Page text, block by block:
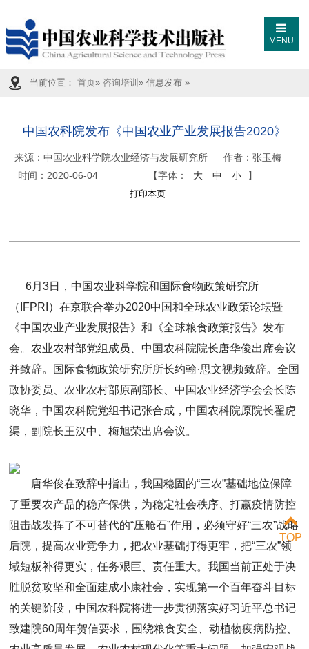
MENU
当前位置：首页» 咨询培训» 信息发布 »
中国农科院发布《中国农业产业发展报告2020》
来源： 中国农业科学院农业经济与发展研究所
作者：张玉梅
时间： 2020-06-04 【字体： 大 中 小 】
6月3日，中国农业科学院和国际食物政策研究所
（IFPRI）在京联合举办2020中国和全球农业政策论坛暨
《中国农业产业发展报告》和《全球粮食政策报告》发布
会。农业农村部党组成员、中国农科院院长唐华俊出席会议
并致辞。国际食物政策研究所所长约翰·思文视频致辞。全国
政协委员、农业农村部原副部长、中国农业经济学会会长陈
晓华，中国农科院党组书记张合成，中国农科院原院长翟虎
渠，副院长王汉中、梅旭荣出席会议。
唐华俊在致辞中指出，我国稳固的“三农”基础地位保障
了重要农产品的稳产保供，为稳定社会秩序、打赢疫情防控
阻击战发挥了不可替代的“压舱石”作用，必须守好“三农”战略
后院，提高农业竞争力，把农业基础打得更牢，把“三农”领
域短板补得更实，任务艰巨、责任重大。我国当前正处于决
胜脱贫攻坚和全面建成小康社会，实现第一个百年奋斗目标
的关键阶段，中国农科院将进一步贯彻落实好习近平总书记
致建院60周年贺信要求，围绕粮食安全、动植物疫病防控、
TOP